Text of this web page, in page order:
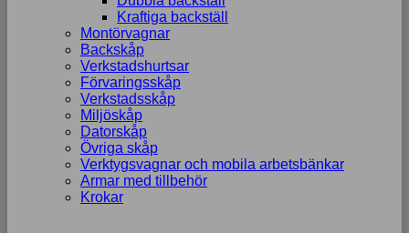
Kraftiga backställ
Montörvagnar
Backskåp
Verkstadshurtsar
Förvaringsskåp
Verkstadsskåp
Miljöskåp
Datorskåp
Övriga skåp
Verktygsvagnar och mobila arbetsbänkar
Armar med tillbehör
Krokar